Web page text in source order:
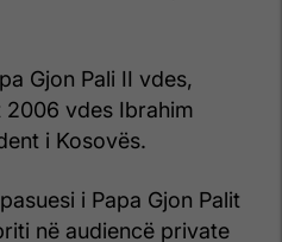
Gjon Pali II vdes,
vdes Ibrahim
i Kosovës.
i Papa Gjon Palit
në audiencë private